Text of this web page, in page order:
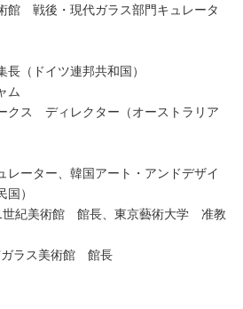
館 戦後・現代ガラス部門キュレータ
（ドイツ連邦共和国）
ャム
クス ディレクター（オーストラリア
ーター、韓国アート・アンドデザイ
）
紀美術館 館長、東京藝術大学 准教
ラス美術館 館長